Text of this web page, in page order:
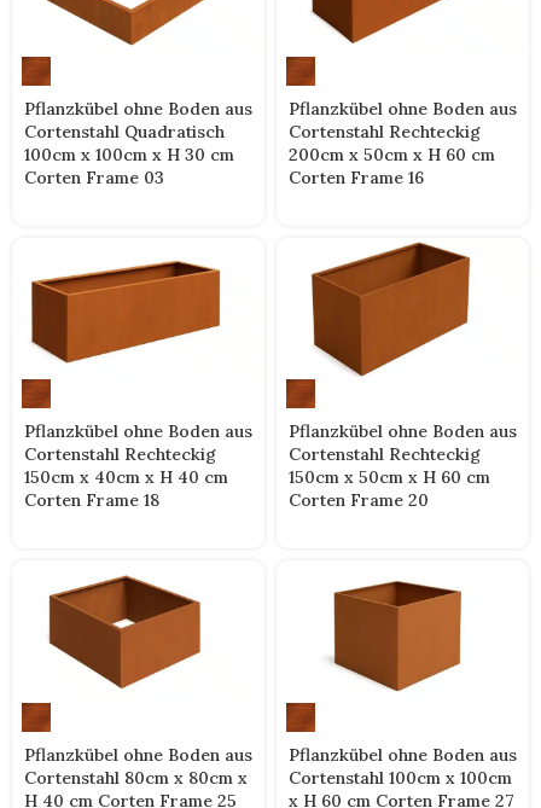
Pflanzkübel ohne Boden aus
Cortenstahl Quadratisch
100cm x 100cm x H 30 cm
Corten Frame 03
Pflanzkübel ohne Boden aus
Cortenstahl Rechteckig
200cm x 50cm x H 60 cm
Corten Frame 16
Pflanzkübel ohne Boden aus
Cortenstahl Rechteckig
150cm x 40cm x H 40 cm
Corten Frame 18
Pflanzkübel ohne Boden aus
Cortenstahl Rechteckig
150cm x 50cm x H 60 cm
Corten Frame 20
Pflanzkübel ohne Boden aus
Cortenstahl 80cm x 80cm x
H 40 cm Corten Frame 25
Pflanzkübel ohne Boden aus
Cortenstahl 100cm x 100cm
x H 60 cm Corten Frame 27